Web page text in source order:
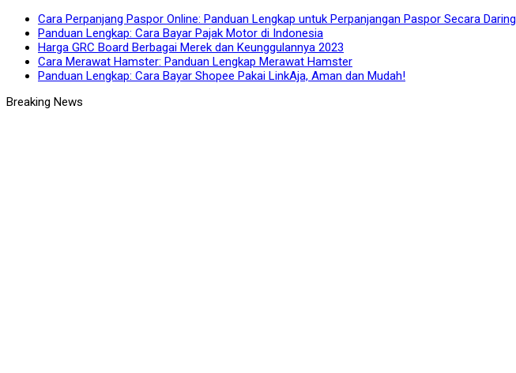
Cara Perpanjang Paspor Online: Panduan Lengkap untuk Perpanjangan Paspor Secara Daring
Panduan Lengkap: Cara Bayar Pajak Motor di Indonesia
Harga GRC Board Berbagai Merek dan Keunggulannya 2023
Cara Merawat Hamster: Panduan Lengkap Merawat Hamster
Panduan Lengkap: Cara Bayar Shopee Pakai LinkAja, Aman dan Mudah!